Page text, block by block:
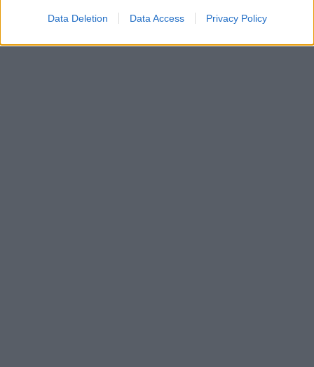
Data Deletion Data Access Privacy Policy